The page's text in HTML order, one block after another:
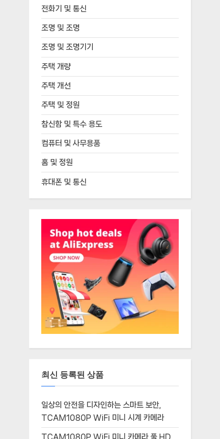
전화기 및 통신
조명 및 조명
조명 및 조명기기
주택 개량
주택 개선
주택 및 정원
참신함 및 특수 용도
컴퓨터 및 사무용품
홈 및 정원
휴대폰 및 통신
최신 등록된 상품
일상의 안전을 디자인하는 스마트 보안,
TCAM1080P WiFi 미니 시계 카메라
TCAM1080P WiFi 미니 카메라 풀 HD